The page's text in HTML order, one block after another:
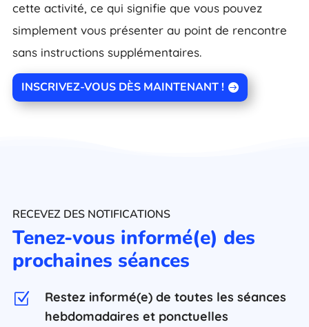
cette activité, ce qui signifie que vous pouvez
simplement vous présenter au point de rencontre
sans instructions supplémentaires.
INSCRIVEZ-VOUS DÈS MAINTENANT !
RECEVEZ DES NOTIFICATIONS
Tenez-vous informé(e) des
prochaines séances
Z
Restez informé(e) de toutes les séances
hebdomadaires et ponctuelles